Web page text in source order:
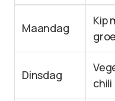
Maandag
Kip
Dinsdag
chili